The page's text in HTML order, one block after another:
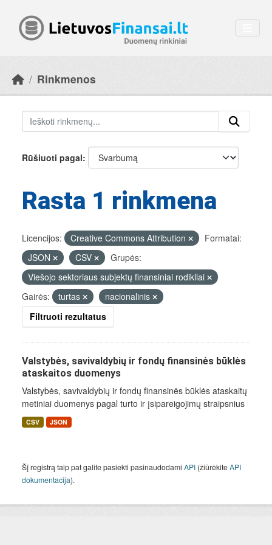
Rinkmenos
Rūšiuoti pagal
Rasta 1 rinkmena
Licencijos: Creative Commons Attribution
Formatai:
JSON
CSV
Grupės:
Viešojo sektoriaus subjektų finansiniai rodikliai
Gairės:
turtas
nacionalinis
Filtruoti rezultatus
Valstybės, savivaldybių ir fondų finansinės būklės
ataskaitos duomenys
Valstybės, savivaldybių ir fondų finansinės būklės ataskaitų
metiniai duomenys pagal turto ir įsipareigojimų straipsnius
CSV JSON
Šį registrą taip pat galite pasiekti pasinaudodami API (žiūrėkiteAPI
dokumentacija).